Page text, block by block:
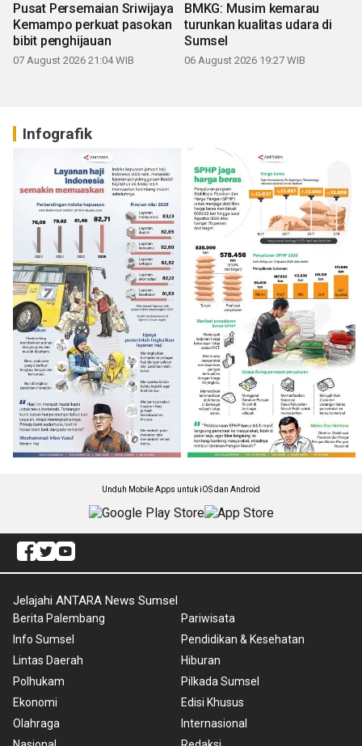
Pusat Persemaian Sriwijaya
Kemampo perkuat pasokan
bibit penghijauan
07 August 2026 21:04 WIB
BMKG: Musim kemarau
turunkan kualitas udara di
Sumsel
06 August 2026 19:27 WIB
Infografik
Unduh Mobile Apps untuk iOS dan Android
Jelajahi ANTARA News Sumsel
Berita Palembang
Info Sumsel
Lintas Daerah
Polhukam
Ekonomi
Olahraga
Pariwisata
Pendidikan & Kesehatan
Hiburan
Pilkada Sumsel
Edisi Khusus
Internasional